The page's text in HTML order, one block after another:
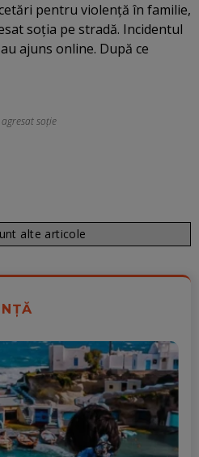
pentru violenţă în familie,
soţia pe stradă. Incidentul
ajuns online. După ce
soție
alte articole